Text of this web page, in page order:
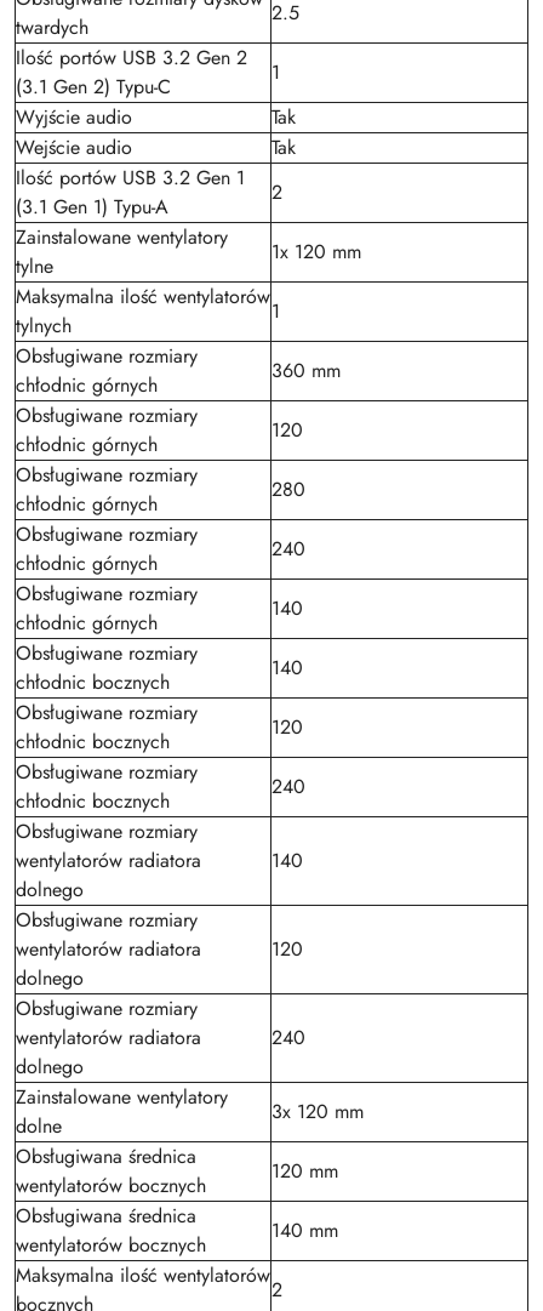
twardych
2.5
Ilość portów USB 3.2 Gen 2
(3.1 Gen 2) Typu-C
1
Wyjście audio
Tak
Wejście audio
Tak
Ilość portów USB 3.2 Gen 1
(3.1 Gen 1) Typu-A
2
Zainstalowane wentylatory
tylne
1x 120 mm
Maksymalna ilość wentylatorów
tylnych
1
Obsługiwane rozmiary
chłodnic górnych
360 mm
Obsługiwane rozmiary
chłodnic górnych
120
Obsługiwane rozmiary
chłodnic górnych
280
Obsługiwane rozmiary
chłodnic górnych
240
Obsługiwane rozmiary
chłodnic górnych
140
Obsługiwane rozmiary
chłodnic bocznych
140
Obsługiwane rozmiary
chłodnic bocznych
120
Obsługiwane rozmiary
chłodnic bocznych
240
Obsługiwane rozmiary
wentylatorów radiatora
dolnego
140
Obsługiwane rozmiary
wentylatorów radiatora
dolnego
120
Obsługiwane rozmiary
wentylatorów radiatora
dolnego
240
Zainstalowane wentylatory
dolne
3x 120 mm
Obsługiwana średnica
wentylatorów bocznych
120 mm
Obsługiwana średnica
wentylatorów bocznych
140 mm
Maksymalna ilość wentylatorów
bocznych
2